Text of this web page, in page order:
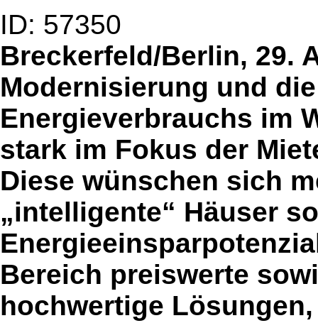
ID: 57350
Breckerfeld/Berlin, 29.
Modernisierung und
Energieverbrauchs im
stark im Fokus der
Diese wünschen sich
„intelligente“ Häuser
Bereich preiswerte
hochwertige